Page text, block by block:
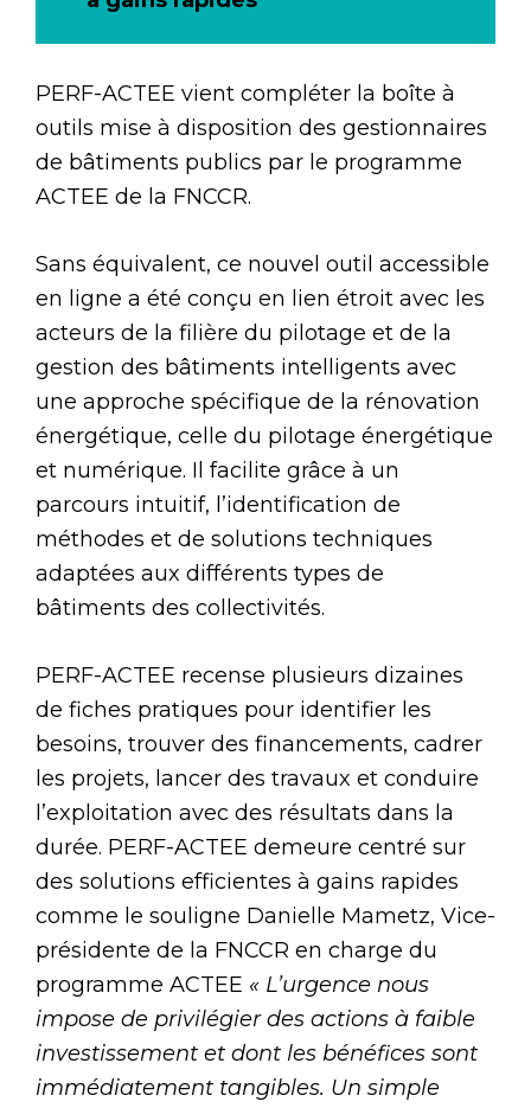
PERF-ACTEE vient compléter la boîte à
outils mise à disposition des gestionnaires
de bâtiments publics par le programme
ACTEE de la FNCCR.
Sans équivalent, ce nouvel outil accessible
en ligne a été conçu en lien étroit avec les
acteurs de la filière du pilotage et de la
gestion des bâtiments intelligents avec
une approche spécifique de la rénovation
énergétique, celle du pilotage énergétique
et numérique. Il facilite grâce à un
parcours intuitif, l’identification de
méthodes et de solutions techniques
adaptées aux différents types de
bâtiments des collectivités.
PERF-ACTEE recense plusieurs dizaines
de fiches pratiques pour identifier les
besoins, trouver des financements, cadrer
les projets, lancer des travaux et conduire
l’exploitation avec des résultats dans la
durée. PERF-ACTEE demeure centré sur
des solutions efficientes à gains rapides
comme le souligne Danielle Mametz, Vice-
présidente de la FNCCR en charge du
programme ACTEE « L’urgence nous
impose de privilégier des actions à faible
investissement et dont les bénéfices sont
immédiatement tangibles. Un simple